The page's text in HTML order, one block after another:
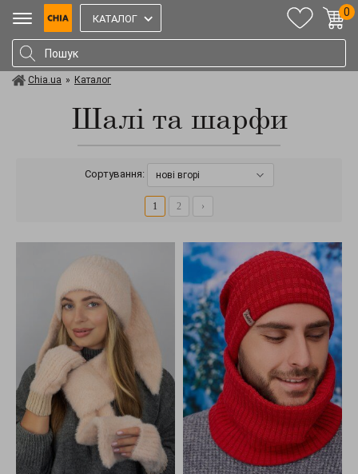
КАТАЛОГ
0
Chia.ua » Каталог
Шалі та шарфи
Сортування: нові вгорі
1 2 ›